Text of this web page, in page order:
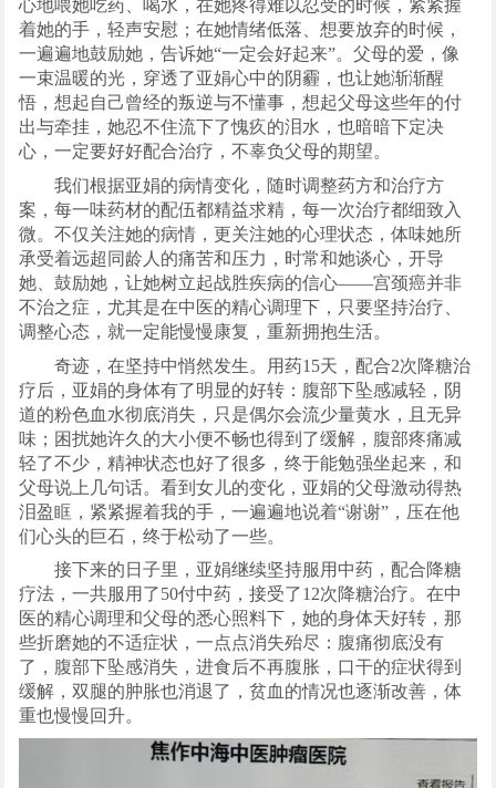
心地喂她吃药、喝水，在她疼得难以忍受的时候，紧紧握
着她的手，轻声安慰；在她情绪低落、想要放弃的时候，
一遍遍地鼓励她，告诉她“一定会好起来”。父母的爱，像
一束温暖的光，穿透了亚娟心中的阴霾，也让她渐渐醒
悟，想起自己曾经的叛逆与不懂事，想起父母这些年的付
出与牵挂，她忍不住流下了愧疚的泪水，也暗暗下定决
心，一定要好好配合治疗，不辜负父母的期望。
我们根据亚娟的病情变化，随时调整药方和治疗方
案，每一味药材的配伍都精益求精，每一次治疗都细致入
微。不仅关注她的病情，更关注她的心理状态，体味她所
承受着远超同龄人的痛苦和压力，时常和她谈心，开导
她、鼓励她，让她树立起战胜疾病的信心——宫颈癌并非
不治之症，尤其是在中医的精心调理下，只要坚持治疗、
调整心态，就一定能慢慢康复，重新拥抱生活。
奇迹，在坚持中悄然发生。用药15天，配合2次降糖治
疗后，亚娟的身体有了明显的好转：腹部下坠感减轻，阴
道的粉色血水彻底消失，只是偶尔会流少量黄水，且无异
味；困扰她许久的大小便不畅也得到了缓解，腹部疼痛减
轻了不少，精神状态也好了很多，终于能勉强坐起来，和
父母说上几句话。看到女儿的变化，亚娟的父母激动得热
泪盈眶，紧紧握着我的手，一遍遍地说着“谢谢”，压在他
们心头的巨石，终于松动了一些。
接下来的日子里，亚娟继续坚持服用中药，配合降糖
疗法，一共服用了50付中药，接受了12次降糖治疗。在中
医的精心调理和父母的悉心照料下，她的身体天好转，那
些折磨她的不适症状，一点点消失殆尽：腹痛彻底没有
了，腹部下坠感消失，进食后不再腹胀，口干的症状得到
缓解，双腿的肿胀也消退了，贫血的情况也逐渐改善，体
重也慢慢回升。